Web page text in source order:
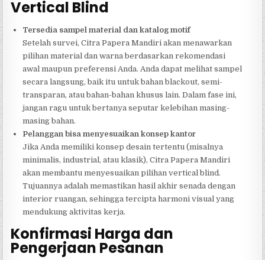
Vertical Blind
Tersedia sampel material dan katalog motif
Setelah survei, Citra Papera Mandiri akan menawarkan
pilihan material dan warna berdasarkan rekomendasi
awal maupun preferensi Anda. Anda dapat melihat sampel
secara langsung, baik itu untuk bahan blackout, semi-
transparan, atau bahan-bahan khusus lain. Dalam fase ini,
jangan ragu untuk bertanya seputar kelebihan masing-
masing bahan.
Pelanggan bisa menyesuaikan konsep kantor
Jika Anda memiliki konsep desain tertentu (misalnya
minimalis, industrial, atau klasik), Citra Papera Mandiri
akan membantu menyesuaikan pilihan vertical blind.
Tujuannya adalah memastikan hasil akhir senada dengan
interior ruangan, sehingga tercipta harmoni visual yang
mendukung aktivitas kerja.
Konfirmasi Harga dan
Pengerjaan Pesanan